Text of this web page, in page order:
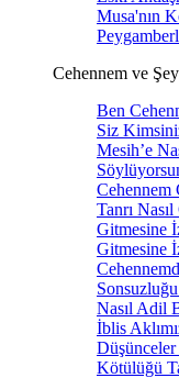
Musa'nın
Cehennem ve
Ben
Siz
Mesih’e
Cehennem
Tanrı
Gitmesine
Gitmesine
Nasıl Adil
İblis
Kötülüğü